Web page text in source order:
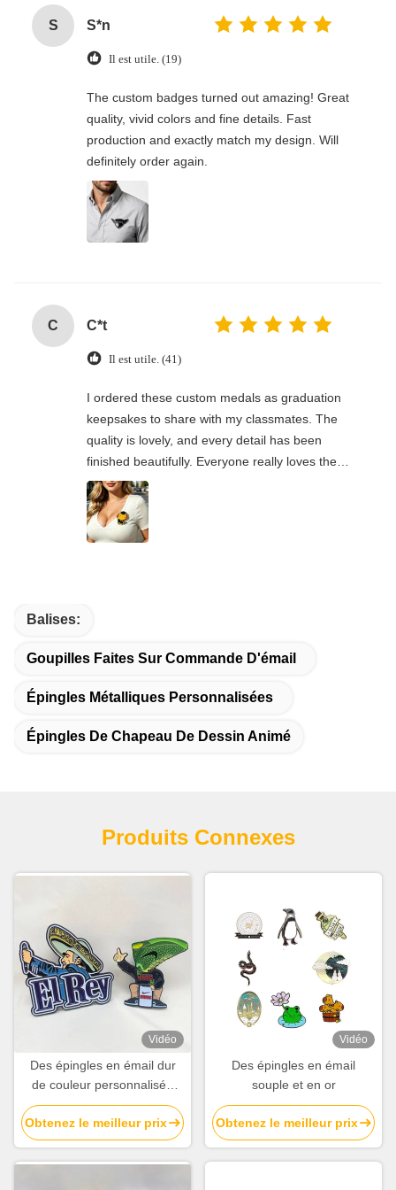
S S*n
Il est utile. (19)
The custom badges turned out amazing! Great
quality, vivid colors and fine details. Fast
production and exactly match my design. Will
definitely order again.
C C*t
Il est utile. (41)
I ordered these custom medals as graduation
keepsakes to share with my classmates. The
quality is lovely, and every detail has been
finished beautifully. Everyone really loves the
designs and overall look of the medals.It’s really
great that the seller offers small-batch
customisation, which suited my needs perfectly.
The whole order experience was lovely, and I’m
Balises:
Goupilles Faites Sur Commande D'émail
Épingles Métalliques Personnalisées
Épingles De Chapeau De Dessin Animé
Produits Connexes
Vidéo
Des épingles en émail dur
de couleur personnalisée
pour les réunions d'affaires
et les cadeaux
promotionnels
Obtenez le meilleur prix
Vidéo
Des épingles en émail
souple et en or
Obtenez le meilleur prix